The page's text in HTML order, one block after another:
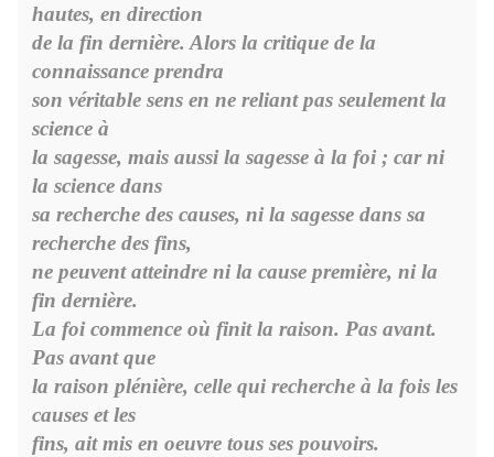
hautes, en direction
de la fin dernière. Alors la critique de la
connaissance prendra
son véritable sens en ne reliant pas seulement la
science à
la sagesse, mais aussi la sagesse à la foi ; car ni
la science dans
sa recherche des causes, ni la sagesse dans sa
recherche des fins,
ne peuvent atteindre ni la cause première, ni la
fin dernière.
La foi commence où finit la raison. Pas avant.
Pas avant que
la raison plénière, celle qui recherche à la fois les
causes et les
fins, ait mis en oeuvre tous ses pouvoirs.